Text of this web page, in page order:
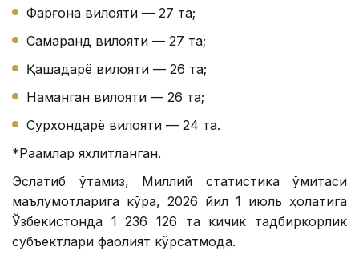
Фарғона вилояти — 27 та;
Самарқанд вилояти — 27 та;
Қашқадарё вилояти — 26 та;
Наманган вилояти — 26 та;
Сурхондарё вилояти — 24 та.
*Рақамлар яхлитланган.
Эслатиб ўтамиз, Миллий статистика қўмитаси
маълумотларига кўра, 2026 йил 1 июль ҳолатига
Ўзбекистонда 1 236 126 та кичик тадбиркорлик
субъектлари фаолият кўрсатмоқда.